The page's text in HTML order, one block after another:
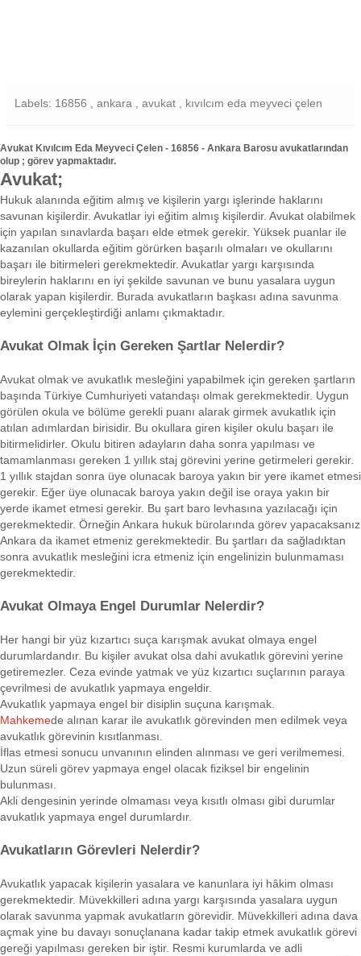
Labels: 16856 , ankara , avukat , kıvılcım eda meyveci çelen
Avukat Kıvılcım Eda Meyveci Çelen - 16856 - Ankara Barosu avukatlarından
olup ; görev yapmaktadır.
Avukat;
Hukuk alanında eğitim almış ve kişilerin yargı işlerinde haklarını
savunan kişilerdir. Avukatlar iyi eğitim almış kişilerdir. Avukat olabilmek
için yapılan sınavlarda başarı elde etmek gerekir. Yüksek puanlar ile
kazanılan okullarda eğitim görürken başarılı olmaları ve okullarını
başarı ile bitirmeleri gerekmektedir. Avukatlar yargı karşısında
bireylerin haklarını en iyi şekilde savunan ve bunu yasalara uygun
olarak yapan kişilerdir. Burada avukatların başkası adına savunma
eylemini gerçekleştirdiği anlamı çıkmaktadır.
Avukat Olmak İçin Gereken Şartlar Nelerdir?
Avukat olmak ve avukatlık mesleğini yapabilmek için gereken şartların
başında Türkiye Cumhuriyeti vatandaşı olmak gerekmektedir. Uygun
görülen okula ve bölüme gerekli puanı alarak girmek avukatlık için
atılan adımlardan birisidir. Bu okullara giren kişiler okulu başarı ile
bitirmelidirler. Okulu bitiren adayların daha sonra yapılması ve
tamamlanması gereken 1 yıllık staj görevini yerine getirmeleri gerekir.
1 yıllık stajdan sonra üye olunacak baroya yakın bir yere ikamet etmesi
gerekir. Eğer üye olunacak baroya yakın değil ise oraya yakın bir
yerde ikamet etmesi gerekir. Bu şart baro levhasına yazılacağı için
gerekmektedir. Örneğin Ankara hukuk bürolarında görev yapacaksanız
Ankara da ikamet etmeniz gerekmektedir. Bu şartları da sağladıktan
sonra avukatlık mesleğini icra etmeniz için engelinizin bulunmaması
gerekmektedir.
Avukat Olmaya Engel Durumlar Nelerdir?
Her hangi bir yüz kızartıcı suça karışmak avukat olmaya engel
durumlardandır. Bu kişiler avukat olsa dahi avukatlık görevini yerine
getiremezler. Ceza evinde yatmak ve yüz kızartıcı suçlarının paraya
çevrilmesi de avukatlık yapmaya engeldir.
Avukatlık yapmaya engel bir disiplin suçuna karışmak.
Mahkemede alınan karar ile avukatlık görevinden men edilmek veya
avukatlık görevinin kısıtlanması.
İflas etmesi sonucu unvanının elinden alınması ve geri verilmemesi.
Uzun süreli görev yapmaya engel olacak fiziksel bir engelinin
bulunması.
Akli dengesinin yerinde olmaması veya kısıtlı olması gibi durumlar
avukatlık yapmaya engel durumlardır.
Avukatların Görevleri Nelerdir?
Avukatlık yapacak kişilerin yasalara ve kanunlara iyi hâkim olması
gerekmektedir. Müvekkilleri adına yargı karşısında yasalara uygun
olarak savunma yapmak avukatların görevidir. Müvekkilleri adına dava
açmak yine bu davayı sonuçlanana kadar takip etmek avukatlık görevi
gereği yapılması gereken bir iştir. Resmi kurumlarda ve adli